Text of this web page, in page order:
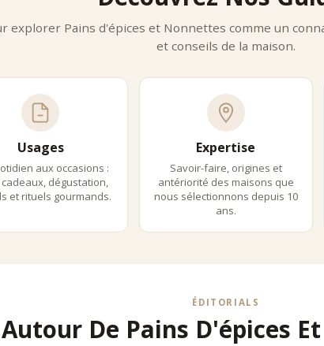
explorer Pains d'épices et Nonnettes comme un
et conseils de la maison.
Usages
aux occasions :
dégustation,
et rituels gourmands.
Expertise
Savoir-faire, origines et
antériorité des maisons que
nous sélectionnons depuis 10
ans.
ÉDITORIALS
Autour De Pains D'épices